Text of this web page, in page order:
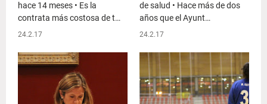
hace 14 meses • Es la
contrata más costosa de t…
24.2.17
de salud • Hace más de dos
años que el Ayunt…
24.2.17